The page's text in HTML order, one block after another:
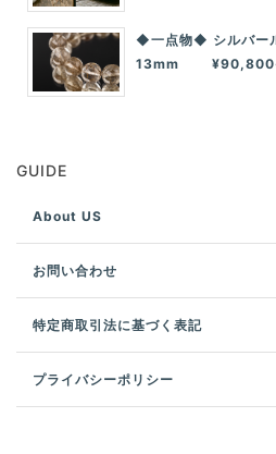
◆一点物◆ シルバー
13mm
GUIDE
About US
お問い合わせ
特定商取引法に基づく表記
プライバシーポリシー